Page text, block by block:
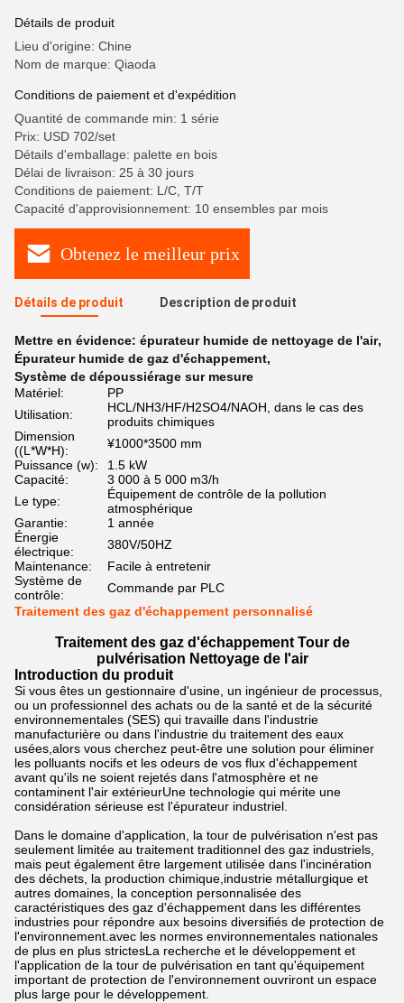
Détails de produit
Lieu d'origine: Chine
Nom de marque: Qiaoda
Conditions de paiement et d'expédition
Quantité de commande min: 1 série
Prix: USD 702/set
Détails d'emballage: palette en bois
Délai de livraison: 25 à 30 jours
Conditions de paiement: L/C, T/T
Capacité d'approvisionnement: 10 ensembles par mois
Obtenez le meilleur prix
Détails de produit Description de produit
Mettre en évidence: épurateur humide de nettoyage de l'air,
Épurateur humide de gaz d'échappement,
Système de dépoussiérage sur mesure
Matériel:
PP
Utilisation:
HCL/NH3/HF/H2SO4/NAOH, dans le cas des
produits chimiques
Dimension
((L*W*H):
¥1000*3500 mm
Puissance (w):
1.5 kW
Capacité:
3 000 à 5 000 m3/h
Le type:
Équipement de contrôle de la pollution
atmosphérique
Garantie:
1 année
Énergie
électrique:
380V/50HZ
Maintenance:
Facile à entretenir
Système de
contrôle:
Commande par PLC
Traitement des gaz d'échappement personnalisé
Traitement des gaz d'échappement Tour de
pulvérisation Nettoyage de l'air
Introduction du produit
Si vous êtes un gestionnaire d'usine, un ingénieur de processus,
ou un professionnel des achats ou de la santé et de la sécurité
environnementales (SES) qui travaille dans l'industrie
manufacturière ou dans l'industrie du traitement des eaux
usées,alors vous cherchez peut-être une solution pour éliminer
les polluants nocifs et les odeurs de vos flux d'échappement
avant qu'ils ne soient rejetés dans l'atmosphère et ne
contaminent l'air extérieurUne technologie qui mérite une
considération sérieuse est l'épurateur industriel.
Dans le domaine d'application, la tour de pulvérisation n'est pas
seulement limitée au traitement traditionnel des gaz industriels,
mais peut également être largement utilisée dans l'incinération
des déchets, la production chimique,industrie métallurgique et
autres domaines, la conception personnalisée des
caractéristiques des gaz d'échappement dans les différentes
industries pour répondre aux besoins diversifiés de protection de
l'environnement.avec les normes environnementales nationales
de plus en plus strictesLa recherche et le développement et
l'application de la tour de pulvérisation en tant qu'équipement
important de protection de l'environnement ouvriront un espace
plus large pour le développement.